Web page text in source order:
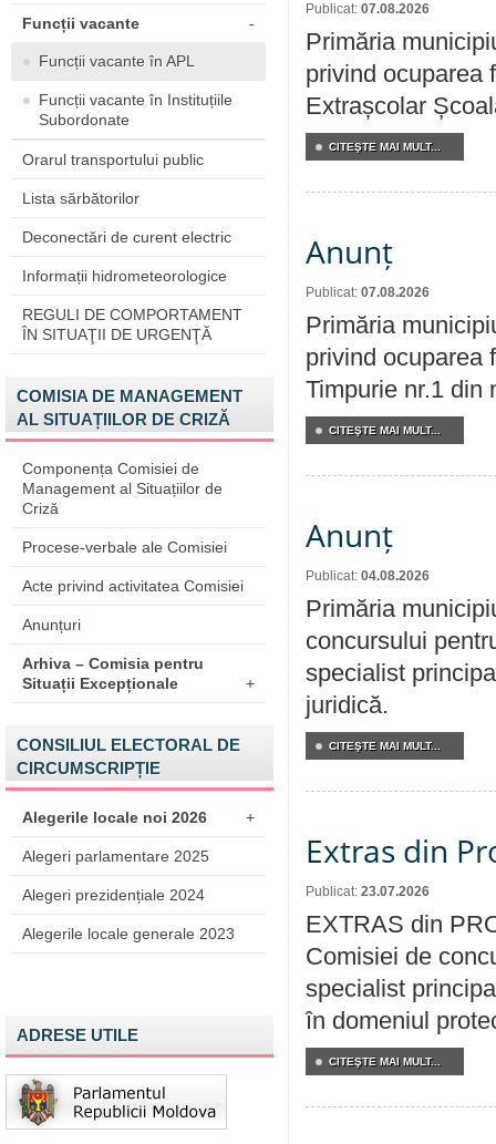
Funcții vacante -
Funcții vacante în APL
Funcții vacante în Instituțiile
Subordonate
Orarul transportului public
Lista sărbătorilor
Deconectări de curent electric
Informații hidrometeorologice
REGULI DE COMPORTAMENT
ÎN SITUAŢII DE URGENŢĂ
COMISIA DE MANAGEMENT
AL SITUAȚIILOR DE CRIZĂ
Componența Comisiei de
Management al Situațiilor de
Criză
Procese-verbale ale Comisiei
Acte privind activitatea Comisiei
Anunțuri
Arhiva – Comisia pentru
Situații Excepționale
+
CONSILIUL ELECTORAL DE
CIRCUMSCRIPȚIE
Alegerile locale noi 2026 +
Alegeri parlamentare 2025
Alegeri prezidențiale 2024
Alegerile locale generale 2023
ADRESE UTILE
Publicat: 07.08.2026
Primăria
privind ocuparea
Extrașcolar
CITEŞTE MAI MULT...
Anunț
Publicat: 07.08.2026
Primăria
privind ocuparea
Timpurie nr.1 din
CITEŞTE MAI MULT...
Anunț
Publicat: 04.08.2026
Primăria
concursului
specialist
juridică.
CITEŞTE MAI MULT...
Extras din
Publicat: 23.07.2026
EXTRAS din
Comisiei de
specialist
în domeniul
CITEŞTE MAI MULT...